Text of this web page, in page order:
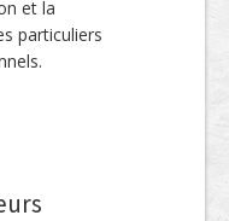
et la
particuliers